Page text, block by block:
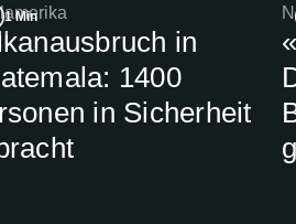
1 Min
in
1400
in Sicherheit